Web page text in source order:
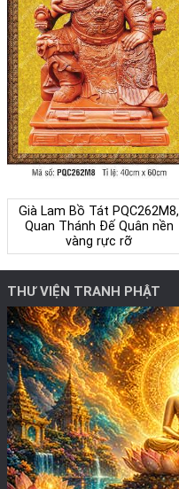
Già Lam Bồ Tát PQC262M8,
Quan Thánh Đế Quân nền
vàng rực rỡ
THƯ VIỆN TRANH PHẬT